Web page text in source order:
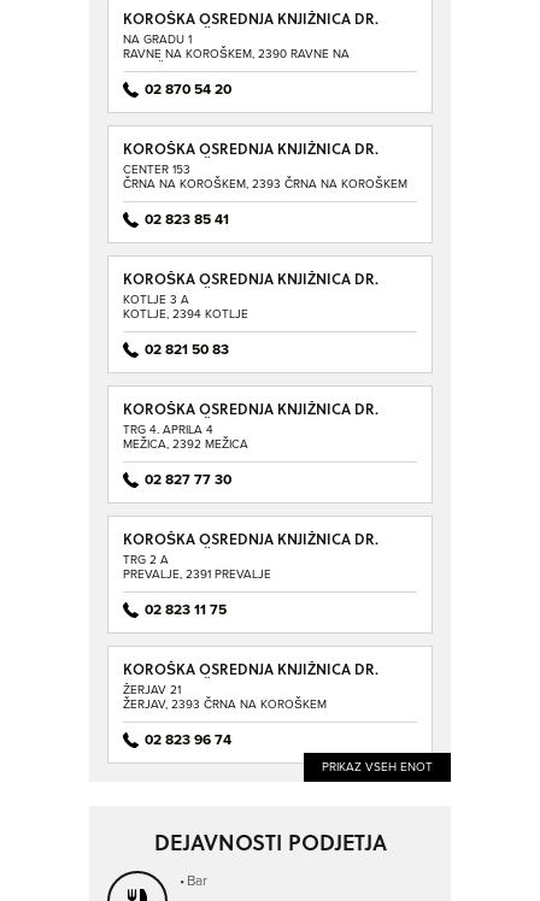
KOROŠKA OSREDNJA KNJIŽNICA DR.
FRANCA SUŠNIKA RAVNE NA
KOROŠKEM
NA GRADU 1
RAVNE NA KOROŠKEM, 2390 RAVNE NA
KOROŠKEM
02 870 54 20
KOROŠKA OSREDNJA KNJIŽNICA DR.
FRANCA SUŠNIKA RAVNE NA
KOROŠKEM ENOTA ČRNA NA
KOROŠKEM
CENTER 153
ČRNA NA KOROŠKEM, 2393 ČRNA NA KOROŠKEM
02 823 85 41
KOROŠKA OSREDNJA KNJIŽNICA DR.
FRANCA SUŠNIKA RAVNE NA
KOROŠKEM ENOTA KOTLJE
KOTLJE 3 A
KOTLJE, 2394 KOTLJE
02 821 50 83
KOROŠKA OSREDNJA KNJIŽNICA DR.
FRANCA SUŠNIKA RAVNE NA
KOROŠKEM ENOTA MEŽICA
TRG 4. APRILA 4
MEŽICA, 2392 MEŽICA
02 827 77 30
KOROŠKA OSREDNJA KNJIŽNICA DR.
FRANCA SUŠNIKA RAVNE NA
KOROŠKEM ENOTA PREVALJE
TRG 2 A
PREVALJE, 2391 PREVALJE
02 823 11 75
KOROŠKA OSREDNJA KNJIŽNICA DR.
FRANCA SUŠNIKA RAVNE NA
KOROŠKEM ENOTA ŽERJAV
ŽERJAV 21
ŽERJAV, 2393 ČRNA NA KOROŠKEM
02 823 96 74
PRIKAZ VSEH ENOT
DEJAVNOSTI PODJETJA
Bar